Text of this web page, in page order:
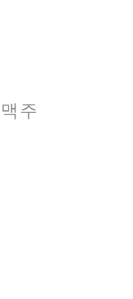
주